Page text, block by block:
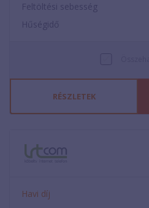
Feltöltési sebesség
Hűségidő
RÉSZLETEK
Havi díj